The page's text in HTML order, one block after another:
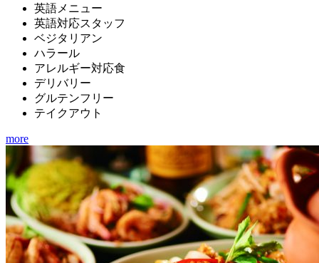
英語メニュー
英語対応スタッフ
ベジタリアン
ハラール
アレルギー対応食
デリバリー
グルテンフリー
テイクアウト
more